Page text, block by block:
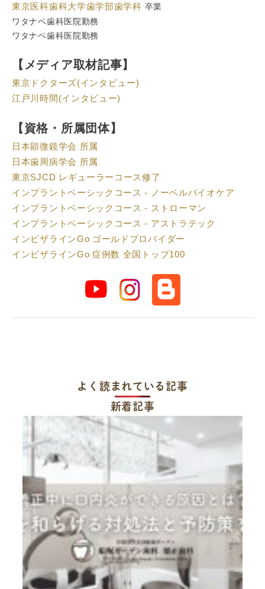
東京医科歯科大学歯学部歯学科 卒業
ワタナベ歯科医院勤務
ワタナベ歯科医院勤務
【メディア取材記事】
東京ドクターズ(インタビュー)
江戸川時間(インタビュー)
【資格・所属団体】
日本顕微鏡学会 所属
日本歯周病学会 所属
東京SJCD レギューラーコース修了
インプラントベーシックコース - ノーベルバイオケア
インプラントベーシックコース - ストローマン
インプラントベーシックコース - アストラテック
インビザラインGo ゴールドプロバイダー
インビザラインGo 症例数 全国トップ100
よく読まれている記事
新着記事